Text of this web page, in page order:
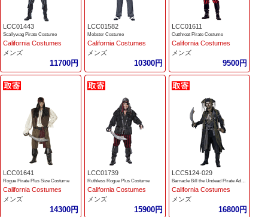
LCC01443
Scallywag Pirate Costume
California Costumes
メンズ
11700円
LCC01582
Mobster Costume
California Costumes
メンズ
10300円
LCC01611
Cutthroat Pirate Costume
California Costumes
メンズ
9500円
LCC01641
Rogue Pirate Plus Size Costume
California Costumes
メンズ
14300円
LCC01739
Ruthless Rogue Plus Costume
California Costumes
メンズ
15900円
LCC5124-029
California Costumes
メンズ
16800円